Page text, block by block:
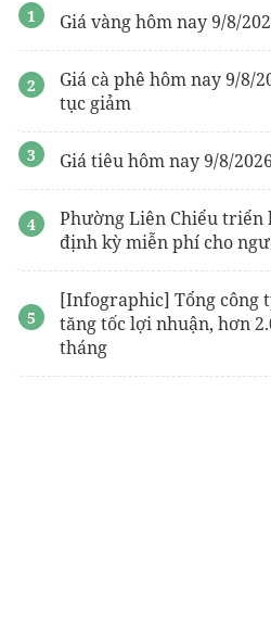
Giá vàng hôm nay 9/8/
Giá cà phê hôm nay 9/8/
tục giảm
Giá tiêu hôm nay 9/8/
Phường Liên Chiểu triển
định kỳ miễn phí cho
[Infographic] Tổng công
tăng tốc lợi nhuận, hơn
tháng